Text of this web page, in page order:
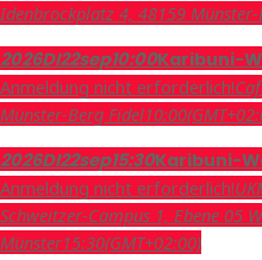
Idenbrockplatz 4, 48159 Münster-
2026DI22sep10:00Karibuni-
Anmeldung nicht erforderlich!
Münster-Berg Fidel10:00
2026DI22sep15:30Karibuni-
Anmeldung nicht erforderlich!
Schweitzer-Campus 1, Ebene 05
Münster15:30(GMT+02:00)